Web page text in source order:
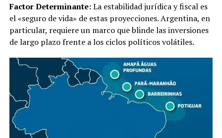
Factor Determinante:La estabilidad jurídica y fiscal es
el «seguro de vida» de estas proyecciones. Argentina, en
particular, requiere un marco que blinde las inversiones
de largo plazo frente a los ciclos políticos volátiles.